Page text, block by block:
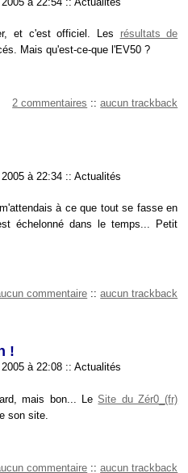
et c'est officiel. Les résultats de
Mais qu'est-ce-que l'EV50 ?
2 commentaires :: aucun trackback
à 22:34 :: Actualités
à ce que tout se fasse en
échelonné dans le temps... Petit
commentaire :: aucun trackback
!
à 22:08 :: Actualités
mais bon... LeSite du Zér0
son site.
commentaire :: aucun trackback